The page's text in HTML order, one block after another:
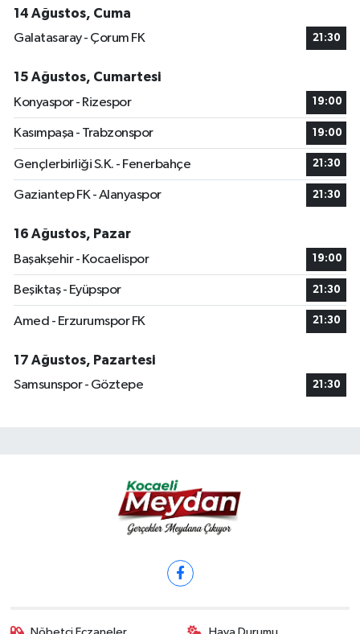
14 Ağustos, Cuma
Galatasaray - Çorum FK
21:30
15 Ağustos, Cumartesi
Konyaspor - Rizespor
19:00
Kasımpaşa - Trabzonspor 19:00
Gençlerbirliği S.K. - Fenerbahçe 21:30
Gaziantep FK - Alanyaspor 21:30
16 Ağustos, Pazar
Başakşehir - Kocaelispor
19:00
Beşiktaş - Eyüpspor 21:30
Amed - Erzurumspor FK 21:30
17 Ağustos, Pazartesi
Samsunspor - Göztepe
21:30